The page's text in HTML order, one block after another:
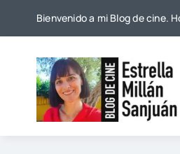
Bienvenido a mi Blog de cine.